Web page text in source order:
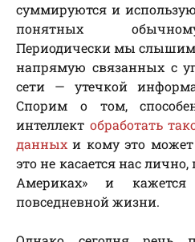
суммируются и
понятных
Периодически мы слышим
напрямую связанных с
сети — утечкой
Спорим о том,
интеллект обработать
данных и кому это
это не касается нас
Америках» и
повседневной жизни.